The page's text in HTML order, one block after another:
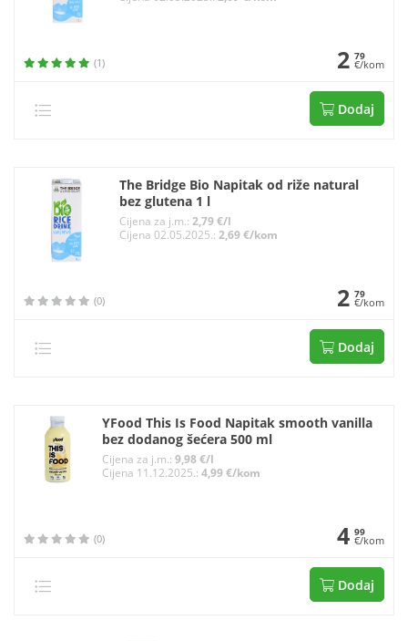
(1) 2 79
€/kom
Dodaj
The Bridge Bio Napitak od riže natural
bez glutena 1 l
Cijena za j.m.:2,79 €/l
Cijena 02.05.2025.:2,69 €/kom
(0) 2 79
€/kom
Dodaj
YFood This Is Food Napitak smooth vanilla
bez dodanog šećera 500 ml
Cijena za j.m.:9,98 €/l
Cijena 11.12.2025.:4,99 €/kom
(0) 4 99
€/kom
Dodaj